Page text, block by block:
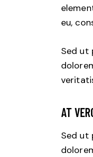
eu,
Sed ut
AT
Sed ut